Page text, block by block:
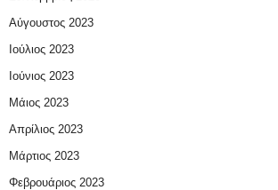
Αύγουστος 2023
Ιούλιος 2023
Ιούνιος 2023
Μάιος 2023
Απρίλιος 2023
Μάρτιος 2023
Φεβρουάριος 2023